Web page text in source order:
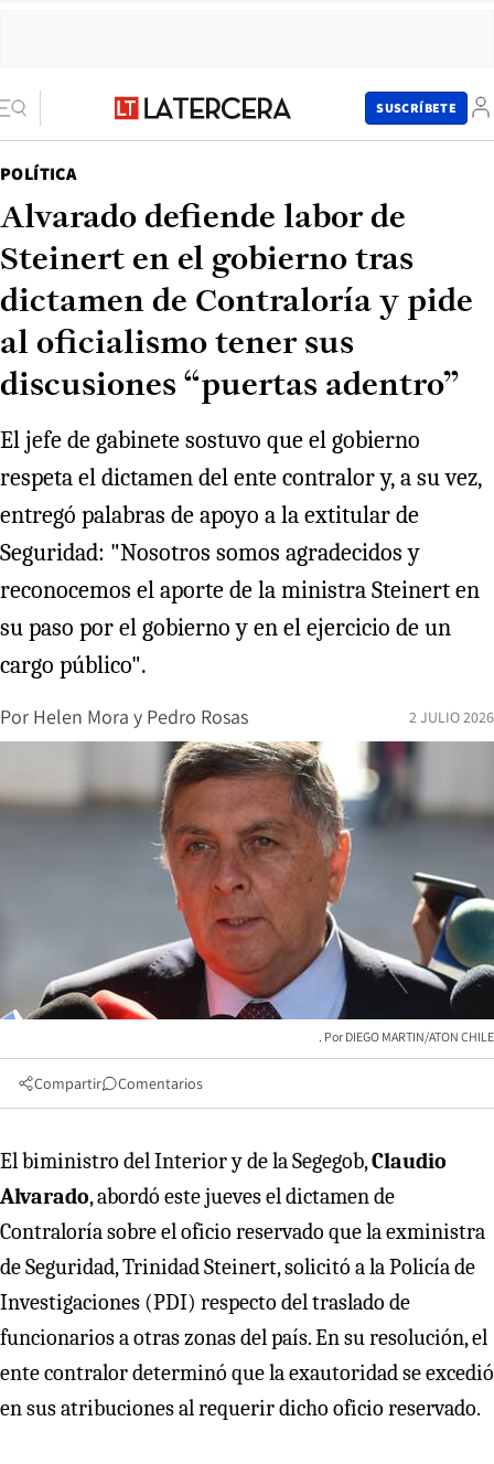
SUSCRÍBETE
POLÍTICA
Alvarado defiende labor de
Steinert en el gobierno tras
dictamen de Contraloría y pide
al oficialismo tener sus
discusiones “puertas adentro”
El jefe de gabinete sostuvo que el gobierno
respeta el dictamen del ente contralor y, a su vez,
entregó palabras de apoyo a la extitular de
Seguridad: "Nosotros somos agradecidos y
reconocemos el aporte de la ministra Steinert en
su paso por el gobierno y en el ejercicio de un
cargo público".
Por Helen Mora y Pedro Rosas 2 JULIO 2026
DIEGO MARTIN/ATON CHILE
Compartir Comentarios
El biministro del Interior y de la Segegob,Claudio
Alvarado, abordó este jueves el dictamen de
Contraloría sobre el oficio reservado que la exministra
de Seguridad, Trinidad Steinert, solicitó a la Policía de
Investigaciones (PDI) respecto del traslado de
funcionarios a otras zonas del país. En su resolución, el
ente contralor determinó que la exautoridad se excedió
en sus atribuciones al requerir dicho oficio reservado.